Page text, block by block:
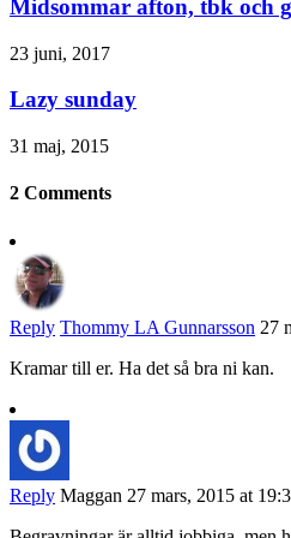
Midsommar afton, tbk och
23 juni, 2017
Lazy sunday
31 maj, 2015
2 Comments
Reply Thommy LA Gunnarsson 27
Kramar till er. Ha det så bra ni kan.
Reply Maggan 27 mars, 2015 at